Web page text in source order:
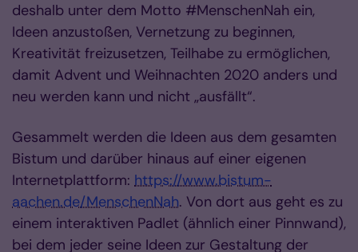
deshalb unter dem Motto #MenschenNah ein,
Ideen anzustoßen, Vernetzung zu beginnen,
Kreativität freizusetzen, Teilhabe zu ermöglichen,
damit Advent und Weihnachten 2020 anders und
neu werden kann und nicht „ausfällt“.
Gesammelt werden die Ideen aus dem gesamten
Bistum und darüber hinaus auf einer eigenen
Internetplattform: https://www.bistum-
aachen.de/MenschenNah. Von dort aus geht es zu
einem interaktiven Padlet (ähnlich einer Pinnwand),
bei dem jeder seine Ideen zur Gestaltung der